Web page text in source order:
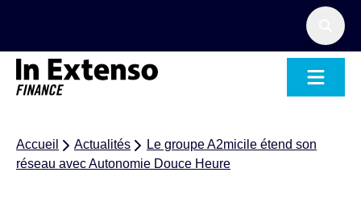
Accueil Actualités
Le groupe A2micile étend son
réseau avec Autonomie Douce Heure